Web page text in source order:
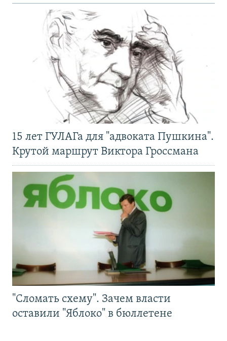
15 лет ГУЛАГа для "адвоката Пушкина".
Крутой маршрут Виктора Гроссмана
"Сломать схему". Зачем власти
оставили "Яблоко" в бюллетене